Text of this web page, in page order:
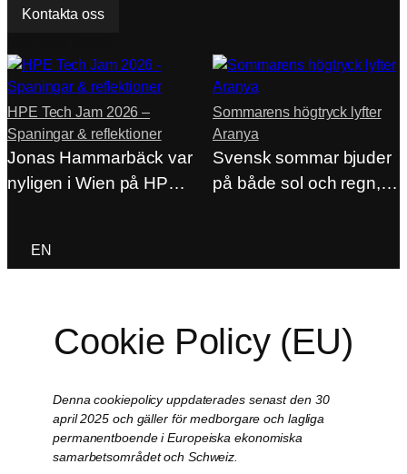
Kontakta oss
HPE Tech Jam 2026 –
Spaningar & reflektioner
Jonas Hammarbäck var
nyligen i Wien på HPE
Sommarens högtryck lyfter
Aranya
Svensk sommar bjuder
på både sol och regn,
EN
Cookie Policy (EU)
Denna cookiepolicy uppdaterades senast den 30
april 2025 och gäller för medborgare och lagliga
permanentboende i Europeiska ekonomiska
samarbetsområdet och Schweiz.